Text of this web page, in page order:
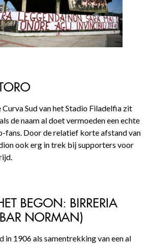
Sud van het Stadio Filadelfia zit
de naam al doet vermoeden een echte
fans. Door de relatief korte afstand van
ook erg in trek bij supporters voor
BEGON: BIRRERIA
NORMAN)
in 1906 als samentrekking van een al